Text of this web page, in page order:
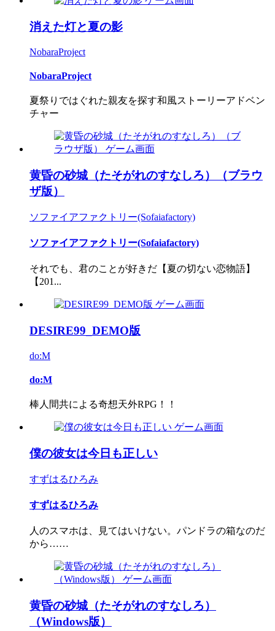
消えた灯と夏の影
NobaraProject
NobaraProject
夏祭りではぐれた親友を探す和風ストーリーアドベン
チャー
黄昏の砂城（たそがれのすなしろ）（ブラウ
ザ版）
ソファイアファクトリー(Sofaiafactory)
ソファイアファクトリー(Sofaiafactory)
それでも、君のことが好きだ【夏の切ない恋物語】
【201...
DESIRE99_DEMO版
do:M
do:M
棒人間共による奇想天外RPG！！
僕の彼女は今日も正しい
すずはるひろみ
すずはるひろみ
人のスマホは、見てはいけない。パンドラの箱なのだ
から……
黄昏の砂城（たそがれのすなしろ）
（Windows版）